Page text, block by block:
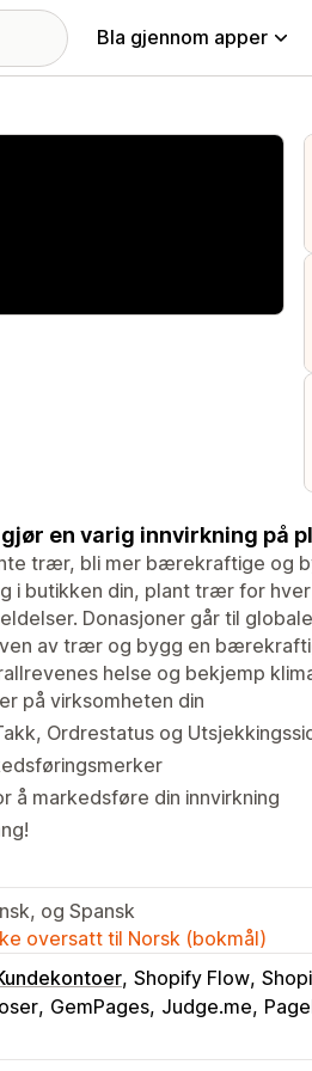
Bla gjennom apper
en varig innvirkning på
trær, bli mer bærekraftige og
i butikken din, plant trær for
Donasjoner går til
av trær og bygg en
helse og bekjemp
på virksomheten din
Ordrestatus og
å markedsføre din innvirkning
og Spansk
oversatt til Norsk (bokmål)
Shopify Flow
GemPages Judge.me